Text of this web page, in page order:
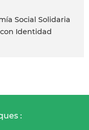
Social Solidaria
Identidad
: